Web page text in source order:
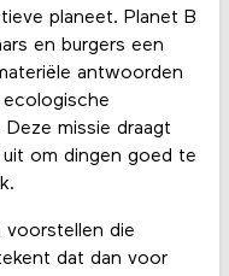
planeet. Planet B
en burgers een
antwoorden
missie draagt
om dingen goed te
voorstellen die
dat dan voor